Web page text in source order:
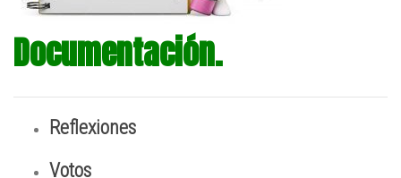
Documentación.
Reflexiones
Votos